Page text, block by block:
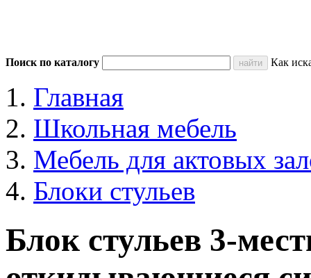
Поиск по каталогу Как
Главная
Школьная мебель
Мебель для актовых
Блоки стульев
Блок стульев 3-